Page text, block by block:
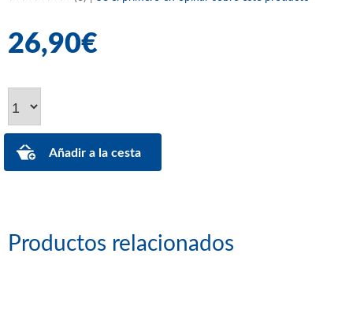
26,90€
Productos relacionados